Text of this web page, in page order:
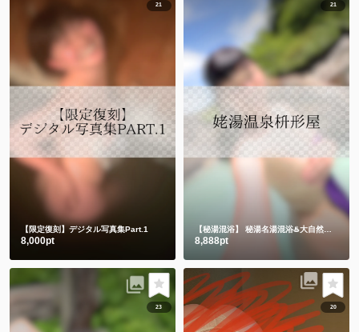
21
【限定復刻】デジタル写真集Part.1
8,000pt
21
【秘湯混浴】 秘湯名湯混浴♨️大自然の中でハンドタオル㊙️
8,888pt
23 20